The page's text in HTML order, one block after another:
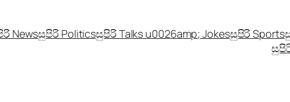
Newsසුපිරි Politicsසුපිරි Talks u0026amp; Jokesසුපිරි Sports